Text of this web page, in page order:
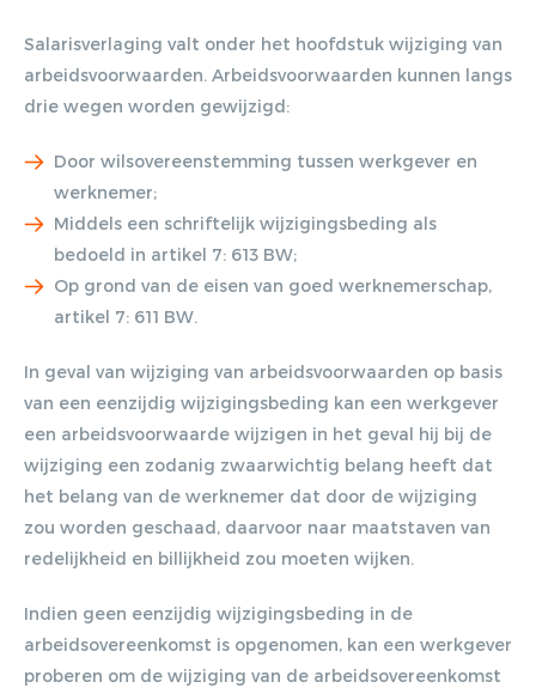
Salarisverlaging valt onder het hoofdstuk wijziging van
arbeidsvoorwaarden. Arbeidsvoorwaarden kunnen langs
drie wegen worden gewijzigd:
Door wilsovereenstemming tussen werkgever en
werknemer;
Middels een schriftelijk wijzigingsbeding als
bedoeld in artikel 7: 613 BW;
Op grond van de eisen van goed werknemerschap,
artikel 7: 611 BW.
In geval van wijziging van arbeidsvoorwaarden op basis
van een eenzijdig wijzigingsbeding kan een werkgever
een arbeidsvoorwaarde wijzigen in het geval hij bij de
wijziging een zodanig zwaarwichtig belang heeft dat
het belang van de werknemer dat door de wijziging
zou worden geschaad, daarvoor naar maatstaven van
redelijkheid en billijkheid zou moeten wijken.
Indien geen eenzijdig wijzigingsbeding in de
arbeidsovereenkomst is opgenomen, kan een werkgever
proberen om de wijziging van de arbeidsovereenkomst
Gratis E-
ontvangen